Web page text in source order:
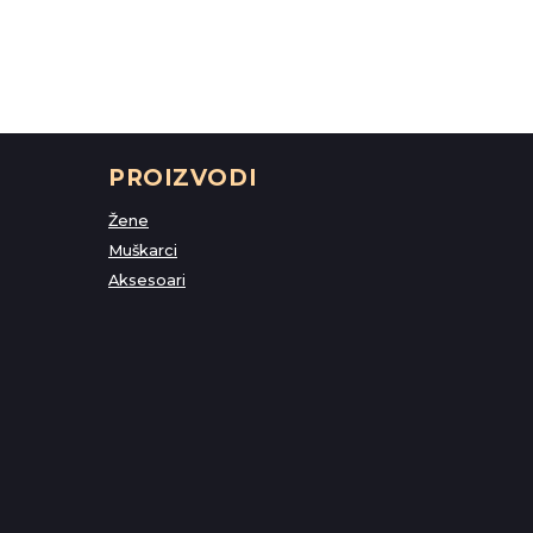
PROIZVODI
Žene
Muškarci
Aksesoari